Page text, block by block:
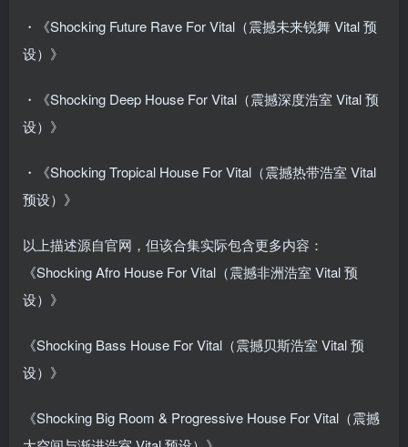
・《Shocking Future Rave For Vital（震撼未来锐舞 Vital 预
设）》
・《Shocking Deep House For Vital（震撼深度浩室 Vital 预
设）》
・《Shocking Tropical House For Vital（震撼热带浩室 Vital
预设）》
以上描述源自官网，但该合集实际包含更多内容：
《Shocking Afro House For Vital（震撼非洲浩室 Vital 预
设）》
《Shocking Bass House For Vital（震撼贝斯浩室 Vital 预
设）》
《Shocking Big Room & Progressive House For Vital（震撼